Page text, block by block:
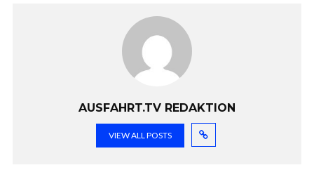
AUSFAHRT.TV REDAKTION
VIEW ALL POSTS